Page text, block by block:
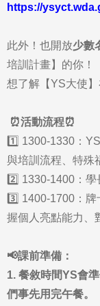
https://
此外！也開放少數
培訓計畫】的你！
想了解【YS大使
⏰活動流程⏰
1️⃣ 1300-1330：
與培訓流程、特殊
2️⃣ 1330-1400：
3️⃣ 1400-1700：
握個人亮點能力、
📢課前準備：
1. 餐敘時間YS會
們事先用完午餐。